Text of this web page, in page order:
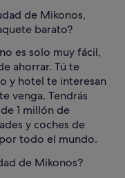
de Mikonos,
barato?
es solo muy fácil,
ahorrar. Tú te
y hotel te interesan
venga. Tendrás
1 millón de
y coches de
todo el mundo.
de Mikonos?